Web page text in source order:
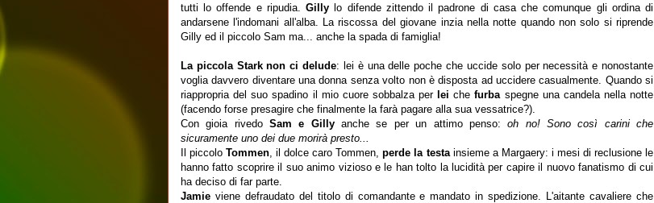
tutti lo offende e ripudia.Gillylo difende zittendo il padrone di casa che comunque gli ordina di
andarsene l'indomani all'alba. La riscossa del giovane inzia nella notte quando non solo si riprende
Gilly ed il piccolo Sam ma... anche la spada di famiglia!
La piccola Stark non ci delude: lei è una delle poche che uccide solo per necessità e nonostante
voglia davvero diventare una donna senza volto non è disposta ad uccidere casualmente. Quando si
riappropria del suo spadino il mio cuore sobbalza perleichefurba spegne una candela nella notte
(facendo forse presagire che finalmente la farà pagare alla sua vessatrice?).
Con gioia rivedoSam e Gillyanche se per un attimo penso:oh no! Sono così carini che
sicuramente uno dei due morirà presto...
Il piccoloTommen , il dolce caro Tommen,perde la testa insieme a Margaery: i mesi di reclusione le
hanno fatto scoprire il suo animo vizioso e le han tolto la lucidità per capire il nuovo fanatismo di cui
ha deciso di far parte.
Jamie viene defraudato del titolo di comandante e mandato in spedizione. L'aitante cavaliere che